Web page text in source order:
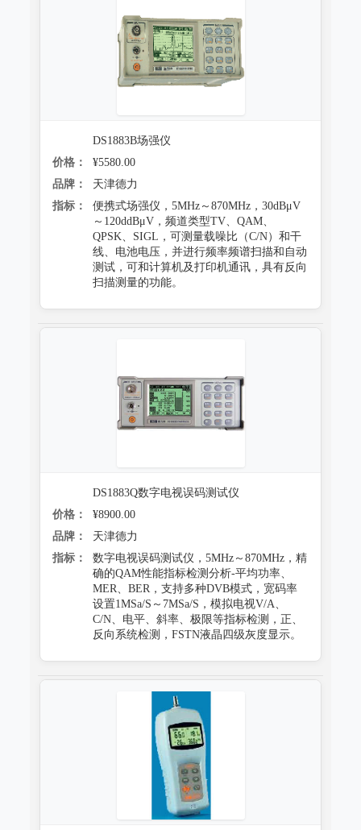
DS1883B场强仪
价格：
¥5580.00
品牌：
天津德力
指标：
便携式场强仪，5MHz～870MHz，30dBμV
～120ddBμV，频道类型TV、QAM、
QPSK、SIGL，可测量载噪比（C/N）和干
线、电池电压，并进行频率频谱扫描和自动
测试，可和计算机及打印机通讯，具有反向
扫描测量的功能。
DS1883Q数字电视误码测试仪
价格：
¥8900.00
品牌：
天津德力
指标：
数字电视误码测试仪，5MHz～870MHz，精
确的QAM性能指标检测分析-平均功率、
MER、BER，支持多种DVB模式，宽码率
设置1MSa/S～7MSa/S，模拟电视V/A、
C/N、电平、斜率、极限等指标检测，正、
反向系统检测，FSTN液晶四级灰度显示。